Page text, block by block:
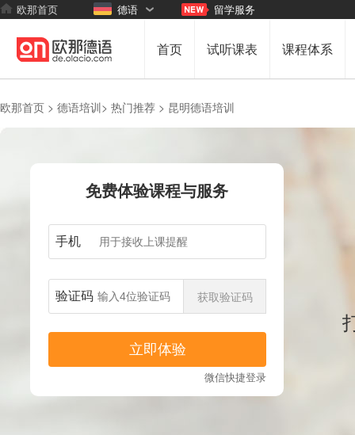
欧那首页 德语 留学服务
首页 试听课表 课程体系
欧那首页 > 德语培训> 热门推荐 > 昆明德语培训
免费体验课程与服务